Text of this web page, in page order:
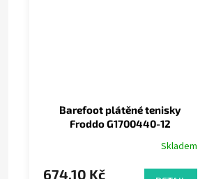
Barefoot plátěné tenisky
Froddo G1700440-12
Skladem
674,10 Kč